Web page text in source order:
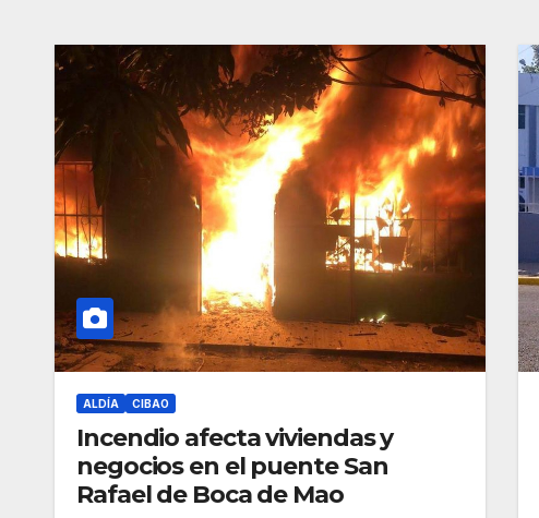
ALDÍA CIBAO
Incendio afecta viviendas y
negocios en el puente San
Rafael de Boca de Mao